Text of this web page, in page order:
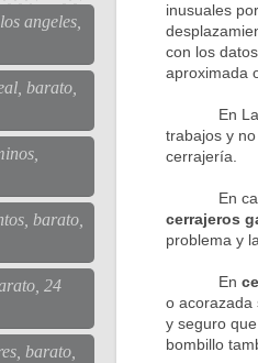
angeles,
barato,
barato,
24
barato,
inusuales
con los
aproximada
En La
trabajos y
cerrajería.
En caso
cerrajeros
problema y
En
o acorazada
y seguro
bombillo